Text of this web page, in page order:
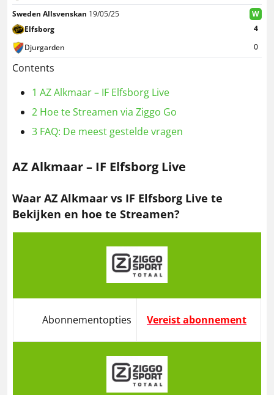
Sweden Allsvenskan 19/05/25 W
Djurgarden 0
Elfsborg 4
Contents
1 AZ Alkmaar – IF Elfsborg Live
2 Hoe te Streamen via Ziggo Go
3 FAQ: De meest gestelde vragen
AZ Alkmaar – IF Elfsborg Live
Waar AZ Alkmaar vs IF Elfsborg Live te
Bekijken en hoe te Streamen?
Abonnementopties Vereist abonnement